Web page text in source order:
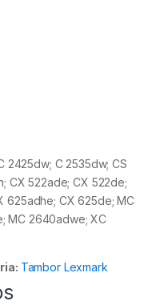
2425dw; C 2535dw; CS
CX 522ade; CX 522de;
625adhe; CX 625de; MC
MC 2640adwe; XC
Tambor Lexmark